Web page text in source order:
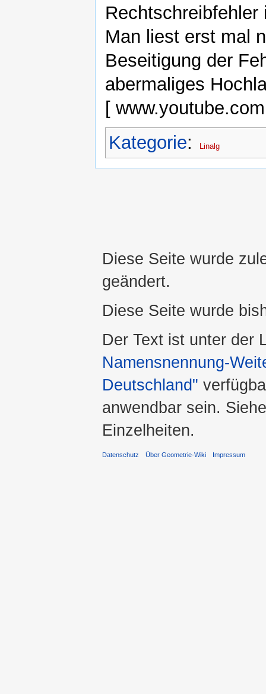
Man liest erst mal
Beseitigung der
abermaliges
[
Kategorie: Linalg
Diese Seite wurde
geändert.
Diese Seite wurde
Der Text ist unter der
Namensnennung-
Deutschland"
anwendbar sein.
Einzelheiten.
Datenschutz Über Geometrie-Wiki Impressum